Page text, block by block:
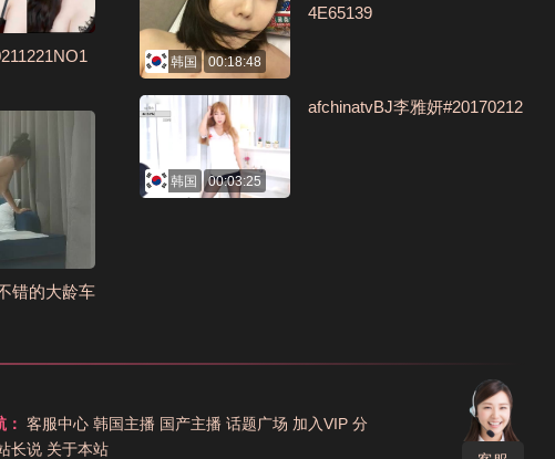
错的大龄车
韩国 00:18:48
4E65139
韩国 00:03:25
afchinatvBJ李雅妍#20170212
客服中心 韩国主播 国产主播 话题广场 加入VIP 分
长说 关于本站